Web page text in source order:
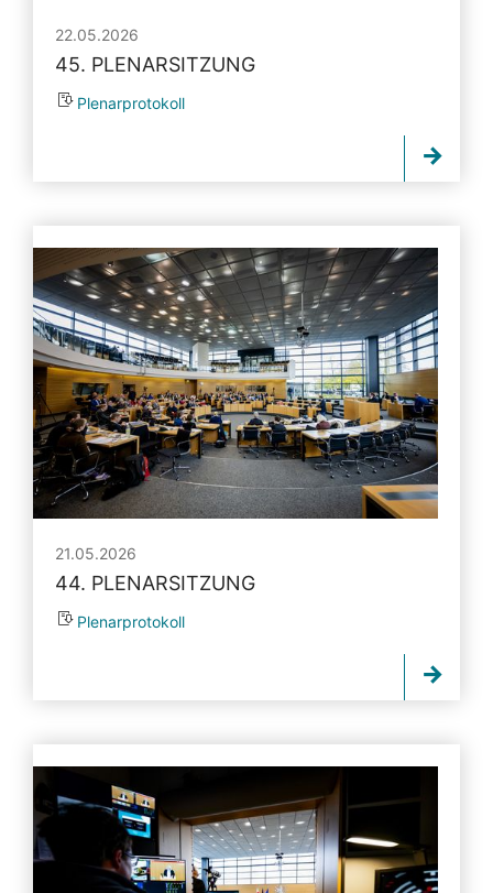
22.05.2026
45. PLENARSITZUNG
Plenarprotokoll
21.05.2026
44. PLENARSITZUNG
Plenarprotokoll